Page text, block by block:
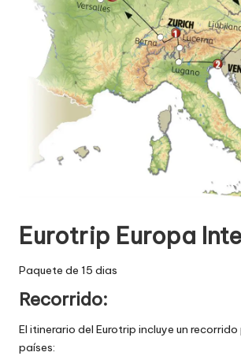
Eurotrip Europa
Paquete de 15 dias
Recorrido:
El itinerario del Eurotrip incluye un
países: